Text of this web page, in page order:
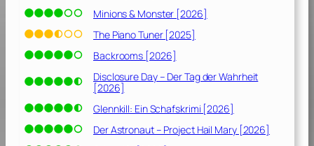
Minions & Monster [2026]
The Piano Tuner [2025]
Backrooms [2026]
Disclosure Day – Der Tag der Wahrheit
[2026]
Glennkill: Ein Schafskrimi [2026]
Der Astronaut – Project Hail Mary [2026]